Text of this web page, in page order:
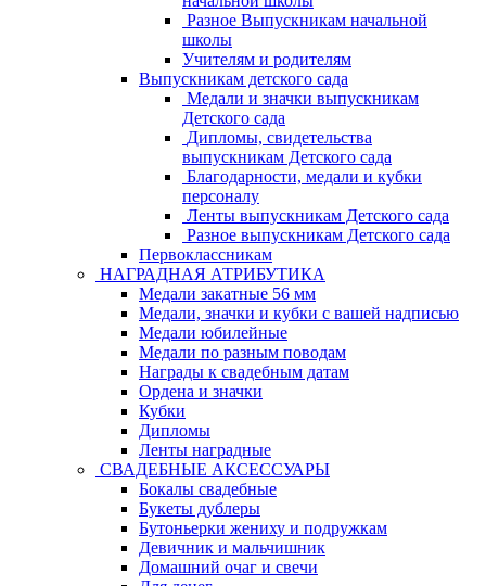
Разное Выпускникам начальной
школы
Учителям и родителям
Выпускникам детского сада
Медали и значки выпускникам
Детского сада
Дипломы, свидетельства
выпускникам Детского сада
Благодарности, медали и кубки
персоналу
Ленты выпускникам Детского сада
Разное выпускникам Детского сада
Первоклассникам
НАГРАДНАЯ АТРИБУТИКА
Медали закатные 56 мм
Медали, значки и кубки с вашей надписью
Медали юбилейные
Медали по разным поводам
Награды к свадебным датам
Ордена и значки
Кубки
Дипломы
Ленты наградные
СВАДЕБНЫЕ АКСЕССУАРЫ
Бокалы свадебные
Букеты дублеры
Бутоньерки жениху и подружкам
Девичник и мальчишник
Домашний очаг и свечи